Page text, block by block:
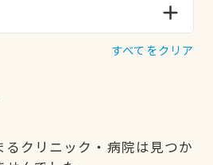
すべてをクリア
クリニック・病院は見つか